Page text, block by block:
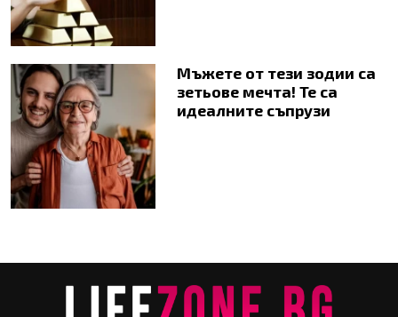
Мъжете от тези зодии са
зетьове мечта! Те са
идеалните съпрузи